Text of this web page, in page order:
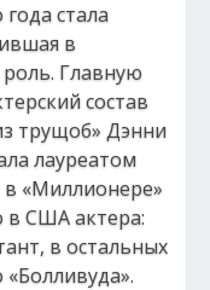
стала
в
Главную
состав
трущоб» Дэнни
лауреатом
в «Миллионере»
в США актера:
в остальных